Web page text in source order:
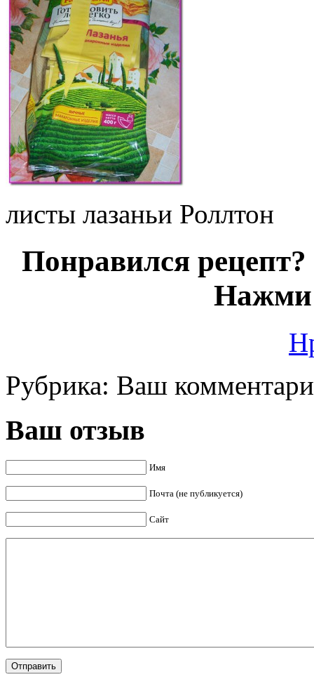
листы лазаньи Роллтон
Понравился
Нажми
Рубрика: Ваш
Ваш отзыв
Имя
Почта (не публикуется)
Сайт